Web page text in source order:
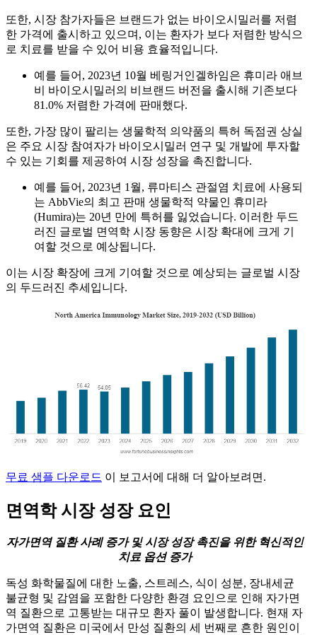
또한, 시장 참가자들은 브랜드가 없는 바이오시밀러를 저렴
한 가격에 출시하고 있으며, 이는 환자가 보다 저렴한 방식으
로 치료를 받을 수 있어 비용 효율적입니다.
예를 들어, 2023년 10월 베링거인겔하임은 휴미라 애브
비 바이오시밀러의 비브랜드 버전을 출시해 기존보다
81.0% 저렴한 가격에 판매했다.
또한, 가장 많이 팔리는 생물학적 의약품의 특허 독점권 상실
은 주요 시장 참여자가 바이오시밀러 연구 및 개발에 투자할
수 있는 기회를 제공하여 시장 성장을 촉진합니다.
예를 들어, 2023년 1월, 류마티스 관절염 치료에 사용되
는 AbbVie의 최고 판매 생물학적 약물인 휴미라
(Humira)는 20년 만에 특허를 잃었습니다. 이러한 두드
러진 글로벌 면역학 시장 동향은 시장 확대에 크게 기
여할 것으로 예상됩니다.
이는 시장 확장에 크게 기여할 것으로 예상되는 글로벌 시장
의 두드러진 추세입니다.
무료 샘플 다운로드 이 보고서에 대해 더 알아보려면.
면역학 시장 성장 요인
자가면역 질환 사례 증가 및 시장 성장 촉진을 위한 혁신적인
치료 옵션 증가
독성 화학물질에 대한 노출, 스트레스, 식이 성분, 장내세균
불균형 및 감염을 포함한 다양한 환경 요인으로 인해 자가면
역 질환으로 고통받는 대규모 환자 풀이 발생합니다. 현재 자
가면역 질환은 미국에서 만성 질환의 세 번째로 흔한 원인이